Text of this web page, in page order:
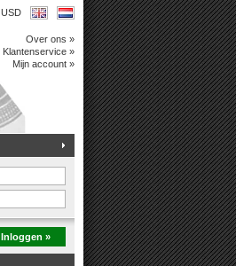
USD
Over ons »
Klantenservice »
Mijn account »
Inloggen »